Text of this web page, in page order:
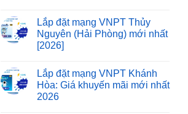
Lắp đặt mạng VNPT Thủy
Nguyên (Hải Phòng) mới nhất
[2026]
Lắp đặt mạng VNPT Khánh
Hòa: Giá khuyến mãi mới nhất
2026